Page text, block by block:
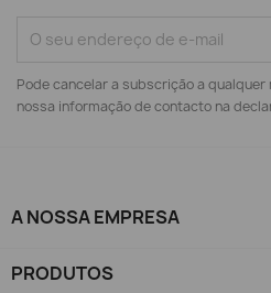
Pode cancelar a subscrição a
nossa informação de contacto na
A NOSSA EMPRESA
PRODUTOS